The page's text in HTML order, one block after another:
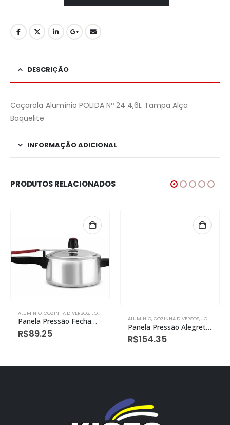
DESCRIÇÃO
Caçarola Alumínio POLIDA Nº 24 4,6L Tampa Alça
Baquelite
INFORMAÇÃO ADICIONAL
PRODUTOS RELACIONADOS
ALUMINIO,COZINHA DIVERSOS,JOGO DE PANELAS
Panela Pressão Fechamento Interno Alegrete 2,5l Polido
R$89.25
ALUMINIO,COZINHA DIVERSOS,JOGO DE PANELAS
Panela Pressão Alegrete Polida 7,0l
R$154.35